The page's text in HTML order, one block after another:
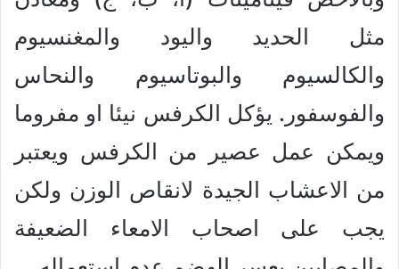
مثل الحديد واليود والمغنسيوم
والكالسيوم والبوتاسيوم والنحاس
والفوسفور. يؤكل الكرفس نيئا او مفروما
ويمكن عمل عصير من الكرفس ويعتبر
من الاعشاب الجيدة لانقاص الوزن ولكن
يجب على اصحاب الامعاء الضعيفة